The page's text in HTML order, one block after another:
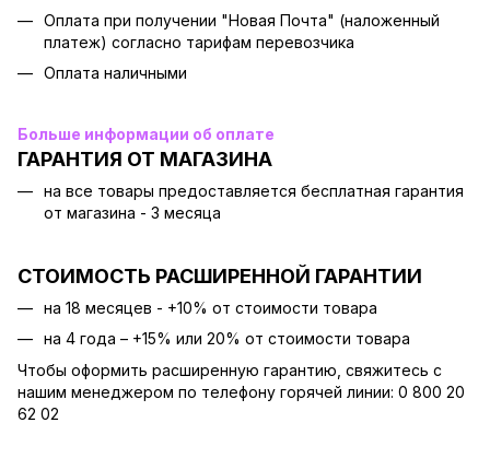
Оплата при получении "Новая Почта" (наложенный
платеж) согласно тарифам перевозчика
Оплата наличными
Больше информации об оплате
ГАРАНТИЯ ОТ МАГАЗИНА
на все товары предоставляется бесплатная гарантия
от магазина - 3 месяца
СТОИМОСТЬ РАСШИРЕННОЙ ГАРАНТИИ
на 18 месяцев - +10% от стоимости товара
на 4 года – +15% или 20% от стоимости товара
Чтобы оформить расширенную гарантию, свяжитесь с
нашим менеджером по телефону горячей линии: 0 800 20
62 02